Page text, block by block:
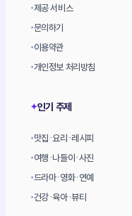
•제공 서비스
•문의하기
•이용약관
•개인정보 처리방침
✦인기 주제
•맛집·요리·레시피
•여행·나들이·사진
•드라마·영화·연예
•건강·육아·뷰티